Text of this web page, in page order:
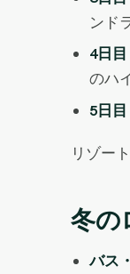
ンド
4日
のハ
5日
リゾー
冬の
バス